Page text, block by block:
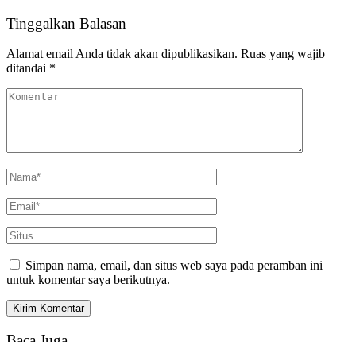
Tinggalkan Balasan
Alamat email Anda tidak akan dipublikasikan. Ruas yang wajib
ditandai *
Simpan nama, email, dan situs web saya pada peramban ini
untuk komentar saya berikutnya.